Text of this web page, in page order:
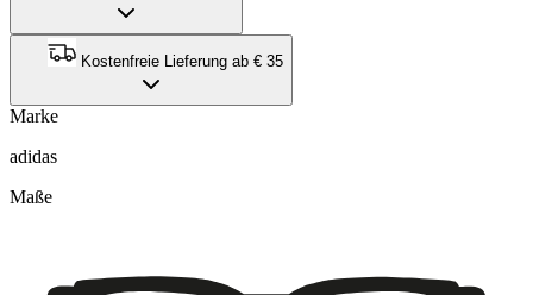
Kostenfreie Lieferung ab € 35
Marke
adidas
Maße